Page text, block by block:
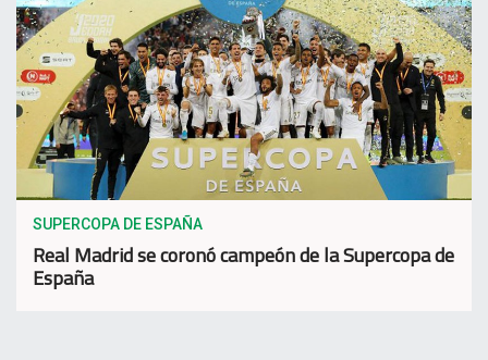
SUPERCOPA DE ESPAÑA
Real Madrid se coronó campeón de la Supercopa de
España